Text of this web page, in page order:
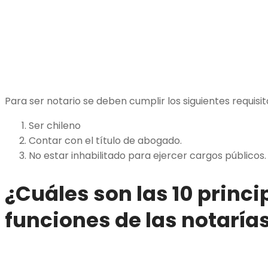
Para ser notario se deben cumplir los siguientes
Ser chileno
Contar con el título de abogado.
No estar inhabilitado para ejercer cargos públicos.
¿Cuáles son las 10
funciones de las